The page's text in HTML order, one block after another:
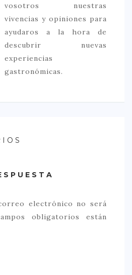
vosotros nuestras
vivencias y opiniones para
ayudaros a la hora de
descubrir nuevas
experiencias
gastronómicas.
electrónico no será
obligatorios están